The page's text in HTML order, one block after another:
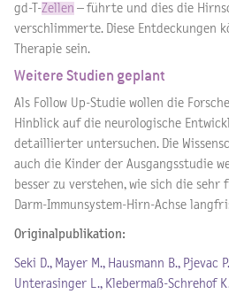
gd-T-Zellen – führte und dies die
verschlimmerte. Diese Entdeckungen
Therapie sein.
Weitere Studien geplant
Als Follow Up-Studie wollen die
Hinblick auf die neurologische
detaillierter untersuchen. Die
auch die Kinder der Ausgangsstudie
besser zu verstehen, wie sich die
Darm-Immunsystem-Hirn-Achse
Originalpublikation:
Seki D., Mayer M., Hausmann B., Pjevac
Unterasinger L., Klebermaß-Schrehof